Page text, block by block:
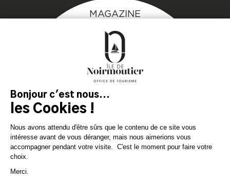
MAGAZINE
Inspirez-vous et
préparez votre séjour
sur l'île de Noirmoutier !
TÉLÉCHARGEZ
TÉLÉCHARGEZ